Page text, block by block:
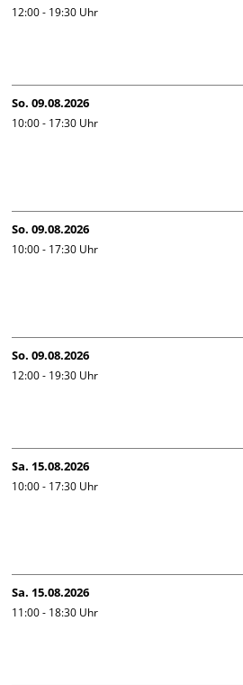
12:00 - 19:30 Uhr
So. 09.08.2026
10:00 - 17:30 Uhr
So. 09.08.2026
10:00 - 17:30 Uhr
So. 09.08.2026
12:00 - 19:30 Uhr
Sa. 15.08.2026
10:00 - 17:30 Uhr
Sa. 15.08.2026
11:00 - 18:30 Uhr